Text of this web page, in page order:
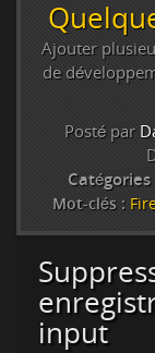
Ajouter
de
Posté par
Catégories
Mot-clés :
input